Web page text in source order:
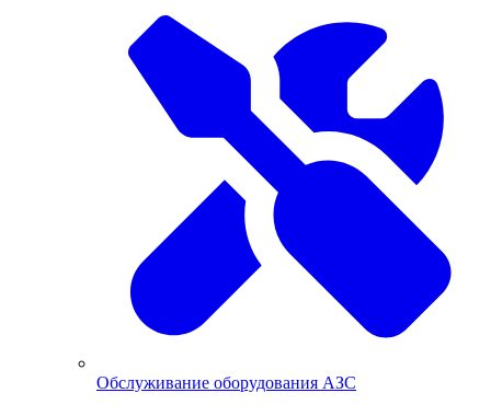
Обслуживание оборудования АЗС